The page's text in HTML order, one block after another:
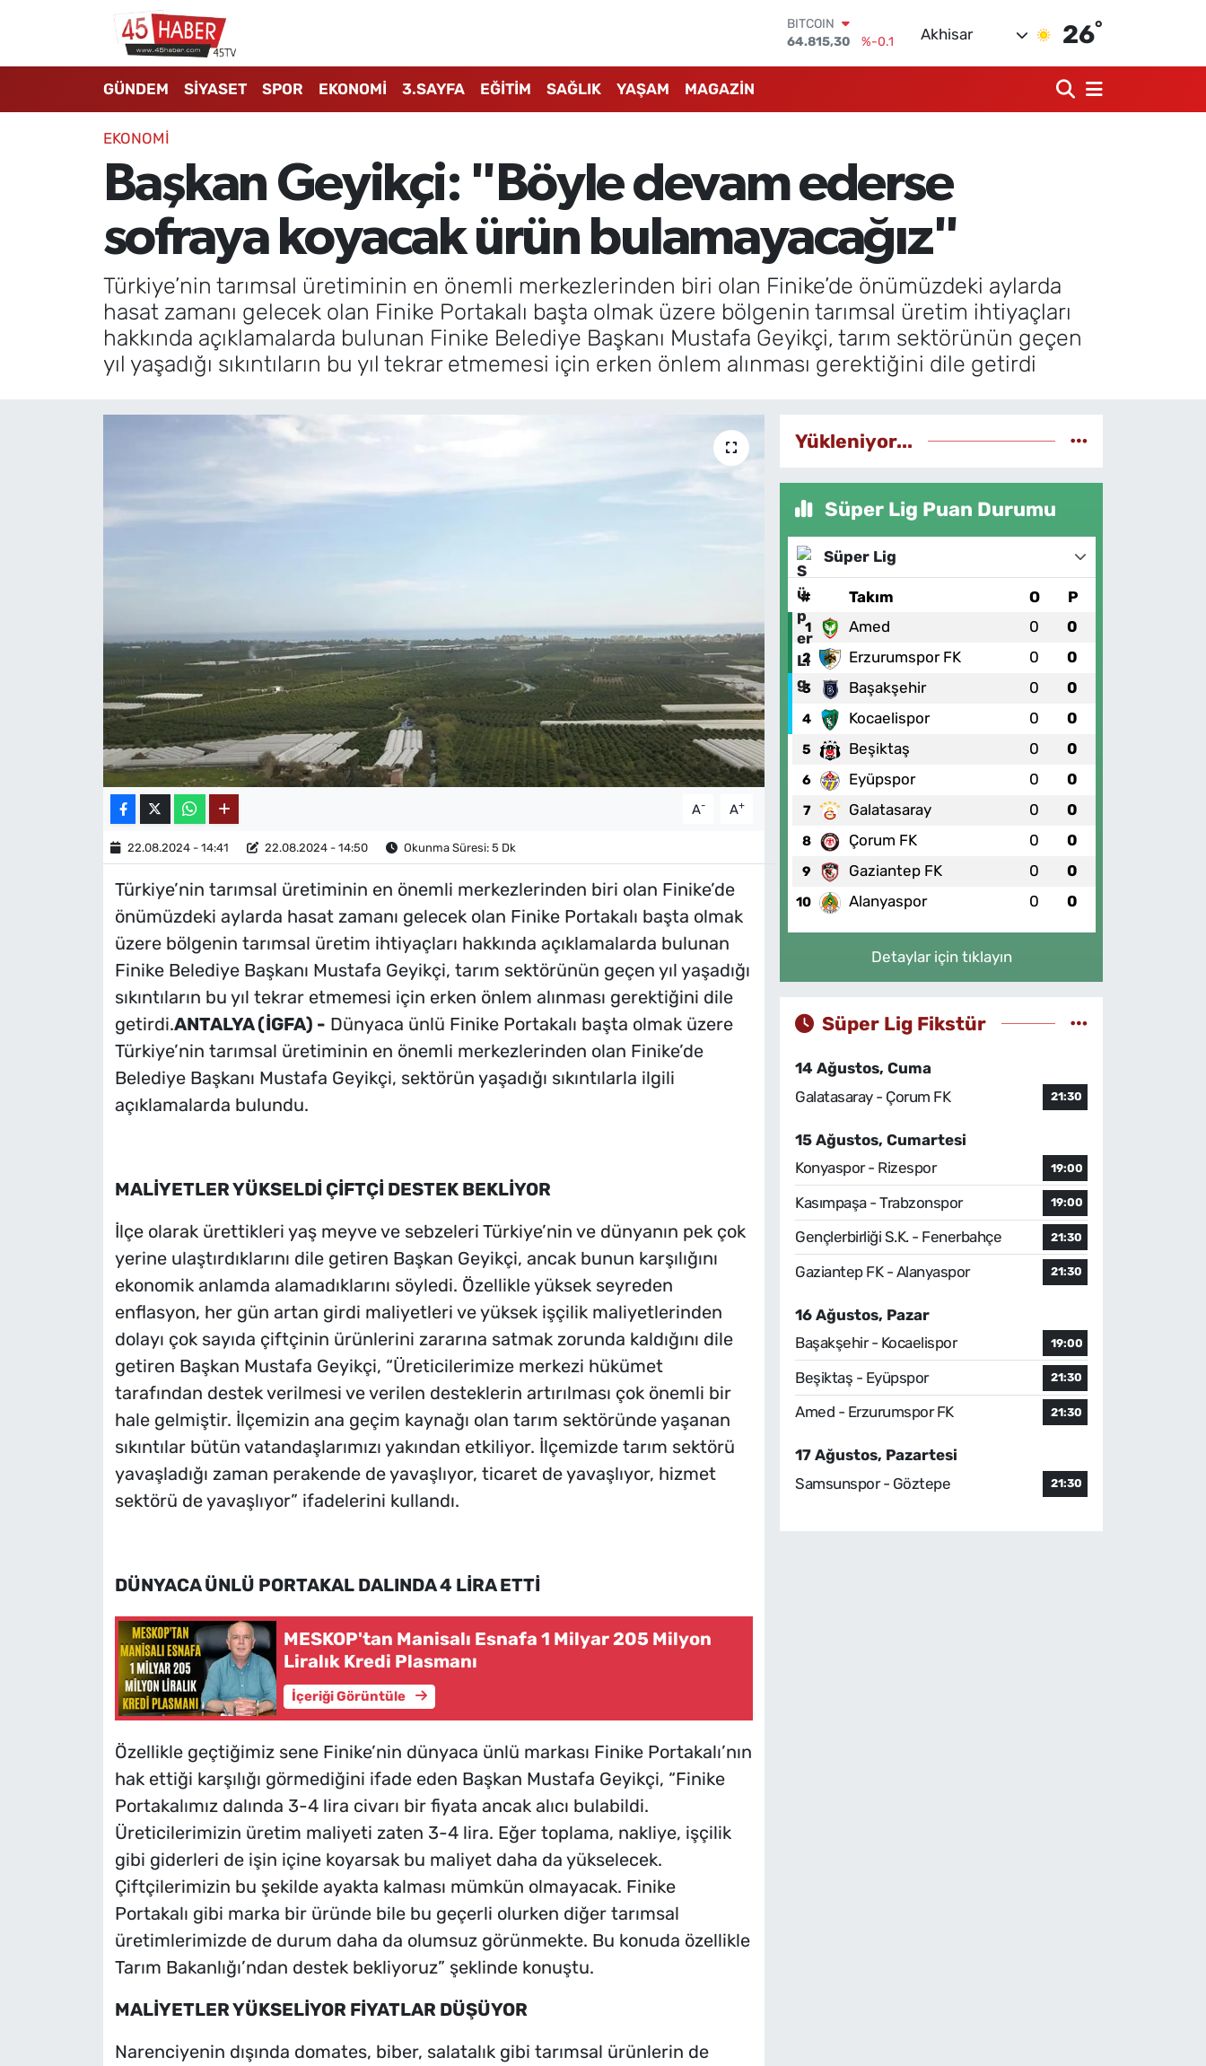
64.815,30
DOLAR
%0
BİST100
13.779
%-14
Akhisar 26°
GÜNDEM SİYASET SPOR EKONOMİ 3.SAYFA EĞİTİM SAĞLIK YAŞAM MAGAZİN
EKONOMİ
Başkan Geyikçi: "Böyle devam ederse
sofraya koyacak ürün bulamayacağız"
Türkiye’nin tarımsal üretiminin en önemli merkezlerinden biri olan Finike’de önümüzdeki aylarda
hasat zamanı gelecek olan Finike Portakalı başta olmak üzere bölgenin tarımsal üretim ihtiyaçları
hakkında açıklamalarda bulunan Finike Belediye Başkanı Mustafa Geyikçi, tarım sektörünün geçen
yıl yaşadığı sıkıntıların bu yıl tekrar etmemesi için erken önlem alınması gerektiğini dile getirdi
A- A+
22.08.2024 - 14:41 22.08.2024 - 14:50 Okunma Süresi: 5 Dk
Türkiye’nin tarımsal üretiminin en önemli merkezlerinden biri olan Finike’de
önümüzdeki aylarda hasat zamanı gelecek olan Finike Portakalı başta olmak
üzere bölgenin tarımsal üretim ihtiyaçları hakkında açıklamalarda bulunan
Finike Belediye Başkanı Mustafa Geyikçi, tarım sektörünün geçen yıl yaşadığı
sıkıntıların bu yıl tekrar etmemesi için erken önlem alınması gerektiğini dile
getirdi.ANTALYA (İGFA) - Dünyaca ünlü Finike Portakalı başta olmak üzere
Türkiye’nin tarımsal üretiminin en önemli merkezlerinden olan Finike’de
Belediye Başkanı Mustafa Geyikçi, sektörün yaşadığı sıkıntılarla ilgili
açıklamalarda bulundu.
MALİYETLER YÜKSELDİ ÇİFTÇİ DESTEK BEKLİYOR
İlçe olarak ürettikleri yaş meyve ve sebzeleri Türkiye’nin ve dünyanın pek çok
yerine ulaştırdıklarını dile getiren Başkan Geyikçi, ancak bunun karşılığını
ekonomik anlamda alamadıklarını söyledi. Özellikle yüksek seyreden
enflasyon, her gün artan girdi maliyetleri ve yüksek işçilik maliyetlerinden
dolayı çok sayıda çiftçinin ürünlerini zararına satmak zorunda kaldığını dile
getiren Başkan Mustafa Geyikçi, “Üreticilerimize merkezi hükümet
tarafından destek verilmesi ve verilen desteklerin artırılması çok önemli bir
hale gelmiştir. İlçemizin ana geçim kaynağı olan tarım sektöründe yaşanan
sıkıntılar bütün vatandaşlarımızı yakından etkiliyor. İlçemizde tarım sektörü
yavaşladığı zaman perakende de yavaşlıyor, ticaret de yavaşlıyor, hizmet
sektörü de yavaşlıyor” ifadelerini kullandı.
DÜNYACA ÜNLÜ PORTAKAL DALINDA 4 LİRA ETTİ
MESKOP'tan Manisalı Esnafa 1 Milyar 205 Milyon
Liralık Kredi Plasmanı
İçeriği Görüntüle
Özellikle geçtiğimiz sene Finike’nin dünyaca ünlü markası Finike Portakalı’nın
hak ettiği karşılığı görmediğini ifade eden Başkan Mustafa Geyikçi, “Finike
Portakalımız dalında 3-4 lira civarı bir fiyata ancak alıcı bulabildi.
Üreticilerimizin üretim maliyeti zaten 3-4 lira. Eğer toplama, nakliye, işçilik
gibi giderleri de işin içine koyarsak bu maliyet daha da yükselecek.
Çiftçilerimizin bu şekilde ayakta kalması mümkün olmayacak. Finike
Portakalı gibi marka bir üründe bile bu geçerli olurken diğer tarımsal
üretimlerimizde de durum daha da olumsuz görünmekte. Bu konuda özellikle
Tarım Bakanlığı’ndan destek bekliyoruz” şeklinde konuştu.
MALİYETLER YÜKSELİYOR FİYATLAR DÜŞÜYOR
Narenciyenin dışında domates, biber, salatalık gibi tarımsal ürünlerin de
Yükleniyor...
Süper Lig Puan Durumu
Süper Lig
# Takım O P
1 Amed 0 0
2 Erzurumspor FK 0 0
3 Başakşehir 0 0
4 Kocaelispor 0 0
5 Beşiktaş 0 0
6 Eyüpspor 0 0
7 Galatasaray 0 0
8 Çorum FK 0 0
9 Gaziantep FK 0 0
10 Alanyaspor 0 0
Detaylar için tıklayın
Süper Lig Fikstür
14 Ağustos, Cuma
Galatasaray - Çorum FK
21:30
15 Ağustos, Cumartesi
Konyaspor - Rizespor
19:00
Kasımpaşa - Trabzonspor 19:00
Gençlerbirliği S.K. - Fenerbahçe 21:30
Gaziantep FK - Alanyaspor 21:30
16 Ağustos, Pazar
Başakşehir - Kocaelispor
19:00
Beşiktaş - Eyüpspor 21:30
Amed - Erzurumspor FK 21:30
17 Ağustos, Pazartesi
Samsunspor - Göztepe
21:30
GÜNDEM
SİYASET
EKONOMİ
3.SAYFA
SAĞLIK
Manisa Nöbetçi Eczaneler
Manisa Hava Durumu
Manisa Namaz Vakitleri
Manisa Trafik Yoğunluk Haritası
Süper Lig Puan Durumu ve Fikstür
Tüm Manşetler
Son Dakika Haberleri